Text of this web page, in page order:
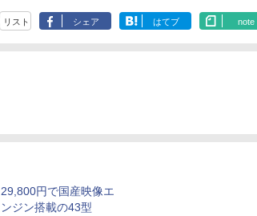
リスト シェア はてブ note
29,800円で国産映像エ
ンジン搭載の43型